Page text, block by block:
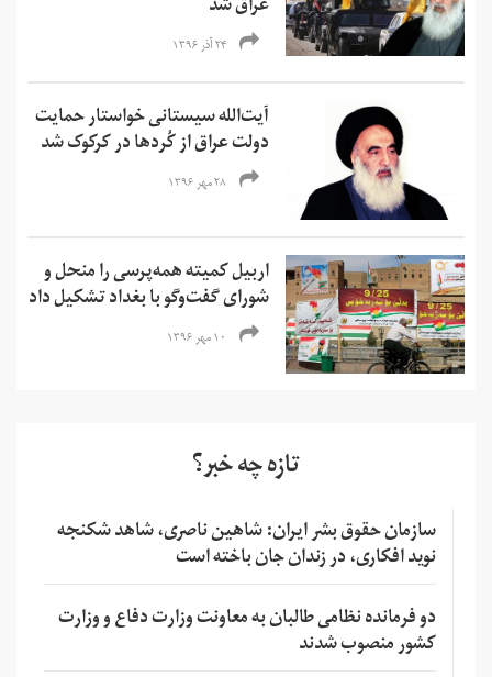
عراق شد
۲۴ آذر ۱۳۹۶
آیت‌الله سیستانی خواستار حمایت
دولت عراق از کُردها در کرکوک شد
۲۸ مهر ۱۳۹۶
اربیل کمیته همه‌پرسی را منحل و
شورای گفت‌وگو با بغداد تشکیل داد
۱۰ مهر ۱۳۹۶
تازه چه خبر؟
سازمان حقوق بشر ایران: شاهین ناصری، شاهد شکنجه
نوید افکاری، در زندان جان باخته است
دو فرمانده نظامی طالبان به معاونت وزارت دفاع و وزارت
کشور منصوب شدند